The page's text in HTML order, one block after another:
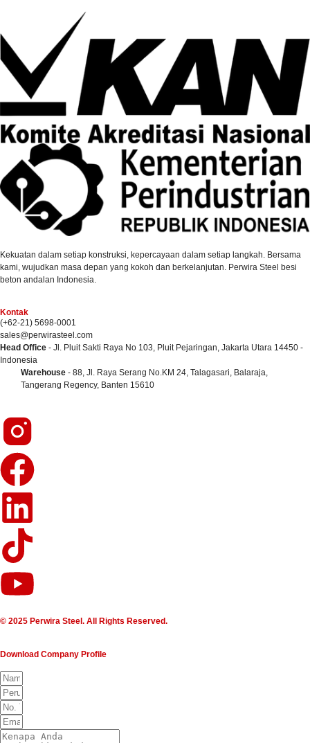
Kekuatan dalam setiap konstruksi, kepercayaan dalam setiap langkah. Bersama
kami, wujudkan masa depan yang kokoh dan berkelanjutan. Perwira Steel besi
beton andalan Indonesia.
Kontak
(+62-21) 5698-0001
sales@perwirasteel.com
Head Office - Jl. Pluit Sakti Raya No 103, Pluit Pejaringan, Jakarta Utara 14450 -
Indonesia
Warehouse - 88, Jl. Raya Serang No.KM 24, Talagasari, Balaraja,
Tangerang Regency, Banten 15610
© 2025 Perwira Steel. All Rights Reserved.
Download Company Profile